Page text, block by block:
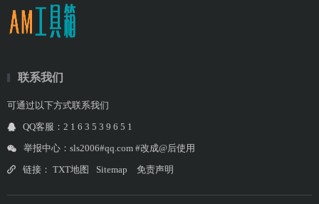
联系我们
可通过以下方式联系我们
QQ客服：2 1 6 3 5 3 9 6 5 1
举报中心：sls2006#qq.com #改成@后使用
链接： TXT地图 Sitemap 免责声明